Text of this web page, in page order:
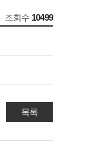
조회수 10499
목록